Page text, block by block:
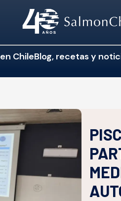
ChileBlog, recetas y